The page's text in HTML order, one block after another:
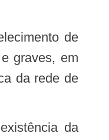
graves, em
da rede de